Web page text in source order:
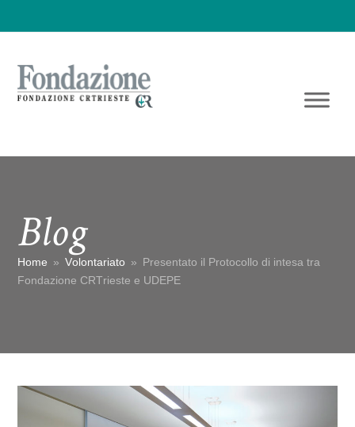
Blog
Home » Volontariato » Presentato il Protocollo di intesa tra
Fondazione CRTrieste e UDEPE